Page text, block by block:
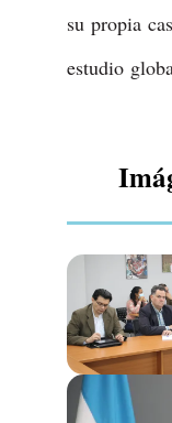
su propia
estudio